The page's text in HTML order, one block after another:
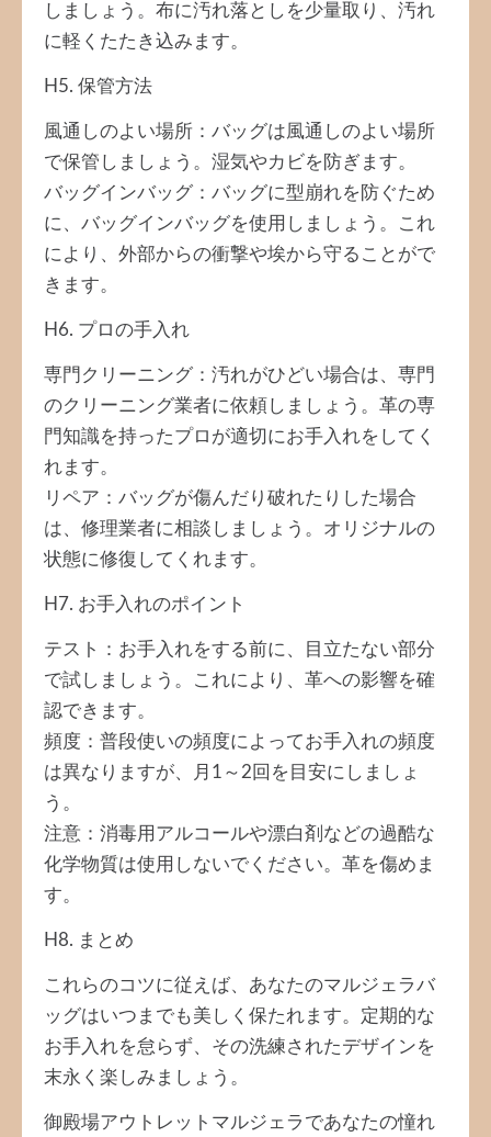
しましょう。布に汚れ落としを少量取り、汚れ
に軽くたたき込みます。
H5. 保管方法
風通しのよい場所：バッグは風通しのよい場所
で保管しましょう。湿気やカビを防ぎます。
バッグインバッグ：バッグに型崩れを防ぐため
に、バッグインバッグを使用しましょう。これ
により、外部からの衝撃や埃から守ることがで
きます。
H6. プロの手入れ
専門クリーニング：汚れがひどい場合は、専門
のクリーニング業者に依頼しましょう。革の専
門知識を持ったプロが適切にお手入れをしてく
れます。
リペア：バッグが傷んだり破れたりした場合
は、修理業者に相談しましょう。オリジナルの
状態に修復してくれます。
H7. お手入れのポイント
テスト：お手入れをする前に、目立たない部分
で試しましょう。これにより、革への影響を確
認できます。
頻度：普段使いの頻度によってお手入れの頻度
は異なりますが、月1～2回を目安にしましょ
う。
注意：消毒用アルコールや漂白剤などの過酷な
化学物質は使用しないでください。革を傷めま
す。
H8. まとめ
これらのコツに従えば、あなたのマルジェラバ
ッグはいつまでも美しく保たれます。定期的な
お手入れを怠らず、その洗練されたデザインを
末永く楽しみましょう。
御殿場アウトレットマルジェラであなたの憧れ